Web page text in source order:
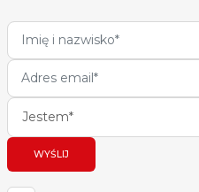
Jestem*
WYŚLIJ